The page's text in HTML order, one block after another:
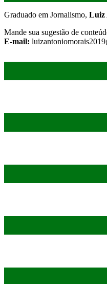
Graduado em Jornalismo, Luiz
Mande sua sugestão de
E-mail: